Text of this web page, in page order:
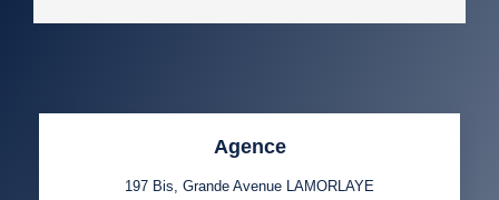
Agence
197 Bis, Grande Avenue LAMORLAYE